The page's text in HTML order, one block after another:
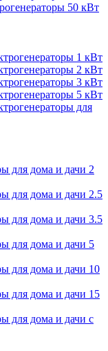
50 кВт
1 кВт
2 кВт
3 кВт
5 кВт
для
для дома и дачи 2
для дома и дачи 2.5
для дома и дачи 3.5
для дома и дачи 5
для дома и дачи 10
для дома и дачи 15
для дома и дачи с